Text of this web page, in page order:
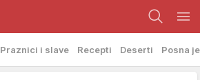
Praznici i slave Recepti Deserti Posna